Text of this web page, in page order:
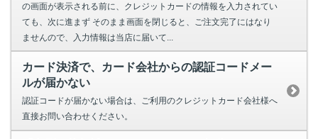
の画面が表示される前に、クレジットカードの情報を入力されてい
ても、次に進まず そのまま画面を閉じると、ご注文完了にはなり
ませんので、入力情報は当店に届いて...
カード決済で、カード会社からの認証コードメー
ルが届かない
認証コードが届かない場合は、ご利用のクレジットカード会社様へ
直接お問い合わせください。